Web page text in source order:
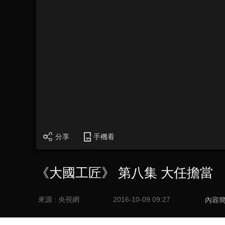
分享 手機看
《大國工匠》 第八集 大任擔當
來源 : 央視網 2016-10-09 09:27 內容